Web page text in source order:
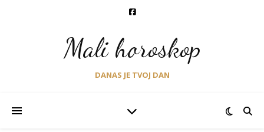
Mali horoskop
DANAS JE TVOJ DAN